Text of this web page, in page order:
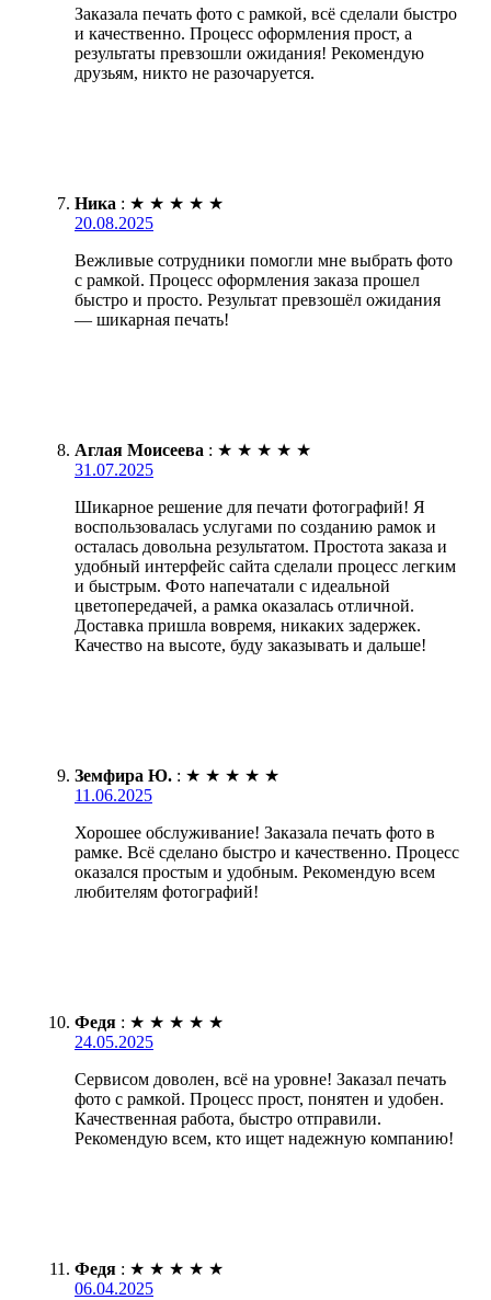
Заказала печать фото с рамкой, всё сделали быстро
и качественно. Процесс оформления прост, а
результаты превзошли ожидания! Рекомендую
друзьям, никто не разочаруется.
Ника : ★ ★ ★ ★ ★
20.08.2025
Вежливые сотрудники помогли мне выбрать фото
с рамкой. Процесс оформления заказа прошел
быстро и просто. Результат превзошёл ожидания
— шикарная печать!
Аглая Моисеева : ★ ★ ★ ★ ★
31.07.2025
Шикарное решение для печати фотографий! Я
воспользовалась услугами по созданию рамок и
осталась довольна результатом. Простота заказа и
удобный интерфейс сайта сделали процесс легким
и быстрым. Фото напечатали с идеальной
цветопередачей, а рамка оказалась отличной.
Доставка пришла вовремя, никаких задержек.
Качество на высоте, буду заказывать и дальше!
Земфира Ю. : ★ ★ ★ ★ ★
11.06.2025
Хорошее обслуживание! Заказала печать фото в
рамке. Всё сделано быстро и качественно. Процесс
оказался простым и удобным. Рекомендую всем
любителям фотографий!
Федя : ★ ★ ★ ★ ★
24.05.2025
Сервисом доволен, всё на уровне! Заказал печать
фото с рамкой. Процесс прост, понятен и удобен.
Качественная работа, быстро отправили.
Рекомендую всем, кто ищет надежную компанию!
Федя : ★ ★ ★ ★ ★
06.04.2025